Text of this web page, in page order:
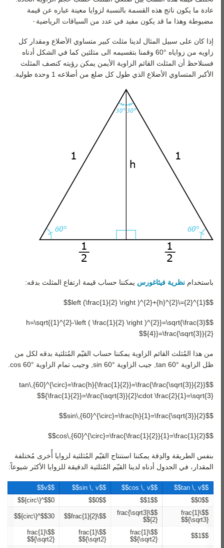
عادة ما يكون ناتج هذه القسمة بالنسبة لزوايا معينة عباره عن قيمة
مضبوطة وهذا ما قد يكون مفيد في عدد من السياقات الرياضية٠
إذا كان على سبيل المثال لدينا مثلث كبير متساوي الأضلاع ومقدار كل
زاويه من زواياه °60 وقمنا بتقسيمه الى مثلثين كما في الشكل أدناه
فسنلاحظ أن المثلث القائم الزاوية الأيمن يمكن رؤيته كنصف المثلث
الأكبر المتساوي الأضلاع الذي طول كل ضلع من أضلاعه 1 وحدة طولية.
باستخدام نظرية فيثاغورس يمكننا حساب قيمة ارتفاع المثلث بدقه:
$${1}^{2}=\left (\frac{1}{2} \right )^{2}+{h}^{2}$$
$$h=\sqrt{{1}^{2}-\left ( \frac{1}{2} \right )^{2}}=\sqrt{\frac{3}
{4}}=\frac{\sqrt{3}}{2}$$
من هذا المُثلث القائم الزاوية يمكننا حساب القيّم المُثلثية بدقه لكل من
ظل الزاوية °60 tan, جيب الزاوية °60 sin, وجيب تمام الزاوية °60 cos.
$$tan\,{60}^{\circ}=\frac{h}{\frac{1}{2}}=\frac{\frac{\sqrt{3}}{2}}
{\frac{1}{2}}=\frac{\sqrt{3}}{2}\cdot \frac{2}{1}=\sqrt{3}$$
$$sin\,{60}^{\circ}=\frac{h}{1}=\frac{\sqrt{3}}{2}$$
$$cos\,{60}^{\circ}=\frac{\frac{1}{2}}{1}=\frac{1}{2}$$
بنفس الطريقة والدِقة يمكننا استنتاج القيّم المُثلثية لزوايا أُخرى مُختلفة
المقدار، في الجدول أدناه لدينا القيّم المُثلثية الدقيقة للزوايا الأكثر شيوعاً:
$$tan \, v$$
$$cos \, v$$
$$sin \, v$$
$$v$$
$$0$$
$$1$$
$$0$$
$$0^{\circ}$$
$$\frac{1}
{\sqrt3}$$
$$\frac{\sqrt3}
{2}$$
$$\frac{1}{2}$$
$$30^{\circ}$$
$$1$$
$$\frac{1}
{\sqrt2}$$
$$\frac{1}
{\sqrt2}$$
$$\frac{1}
{\sqrt2}$$